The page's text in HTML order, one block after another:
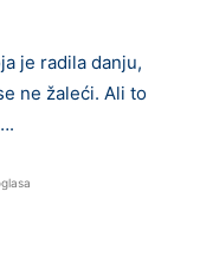
je radila danju,
ne žaleći. Ali to